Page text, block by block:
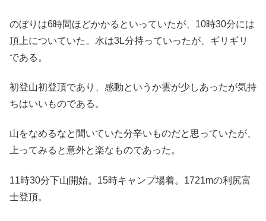
のぼりは6時間ほどかかるといっていたが、10時30分には
頂上についていた。水は3L分持っていったが、ギリギリ
である。
初登山初登頂であり、感動というか雲が少しあったが気持
ちはいいものである。
山をなめるなと聞いていた分辛いものだと思っていたが、
上ってみると意外と楽なものであった。
11時30分下山開始。15時キャンプ場着。1721mの利尻富
士登頂。